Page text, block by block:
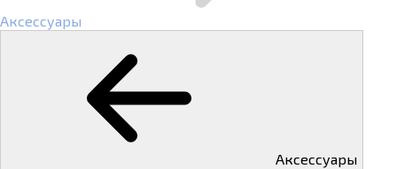
Аксессуары
Аксессуары